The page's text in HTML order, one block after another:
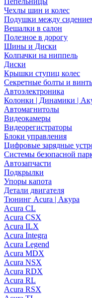
Чехлы шин и колес
Подушки между
Вешалки в салон
Полезное в дорогу
Шины и Диски
Колпачки на ниппель
Диски
Крышки ступиц колес
Секретные болты и
Автоэлектроника
Колонки | Динамики |
Автомагнитолы
Видеокамеры
Видеорегистраторы
Блоки управления
Цифровые зарядные
Системы безопасной
Автозапчасти
Подкрылки
Упоры капота
Детали двигателя
Тюнинг Acura | Акура
Acura CL
Acura CSX
Acura ILX
Acura Integra
Acura Legend
Acura MDX
Acura NSX
Acura RDX
Acura RL
Acura RSX